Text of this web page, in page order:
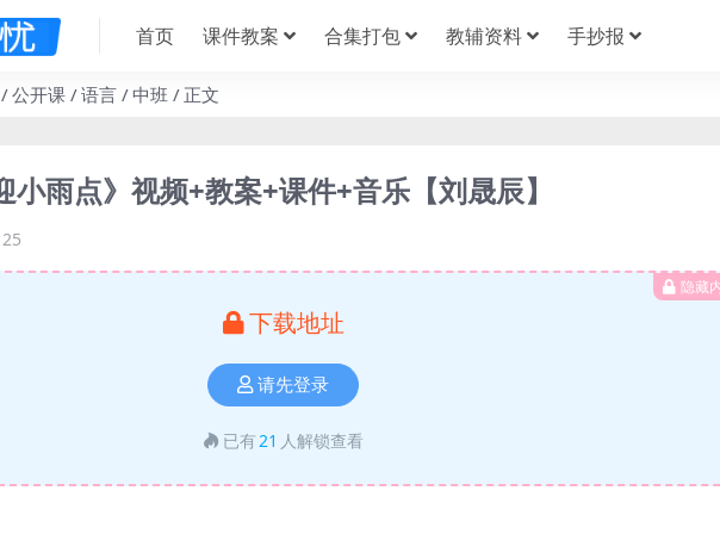
首页 课件教案 合集打包 教辅资料 手抄报
公开课 语言 中班 正文
小雨点》视频+教案+课件+音乐【刘晟辰】
25
隐藏
下载地址
请先登录
已有21 人解锁查看